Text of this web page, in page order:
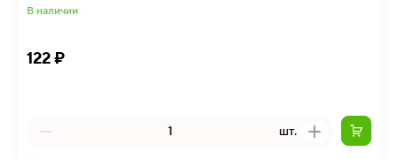
В наличии
122 ₽
шт.